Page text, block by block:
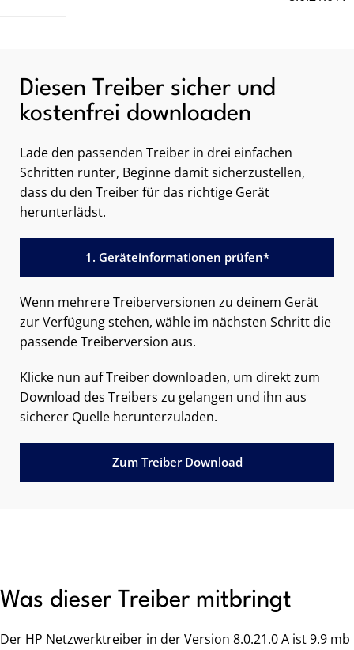
Diesen Treiber sicher und
kostenfrei downloaden
Lade den passenden Treiber in drei einfachen
Schritten runter, Beginne damit sicherzustellen,
dass du den Treiber für das richtige Gerät
herunterlädst.
1. Geräteinformationen prüfen*
Wenn mehrere Treiberversionen zu deinem Gerät
zur Verfügung stehen, wähle im nächsten Schritt die
passende Treiberversion aus.
Klicke nun auf Treiber downloaden, um direkt zum
Download des Treibers zu gelangen und ihn aus
sicherer Quelle herunterzuladen.
Zum Treiber Download
Was dieser Treiber mitbringt
Der HP Netzwerktreiber in der Version 8.0.21.0 A ist 9.9 mb